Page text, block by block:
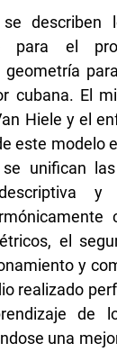
describen
para el
cubana. El
Hiele y el
este modelo
se unifican
el
y
realizado
de
una